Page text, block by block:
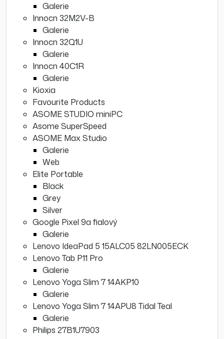
Galerie
Innocn 32M2V-B
Galerie
Innocn 32Q1U
Galerie
Innocn 40C1R
Galerie
Kioxia
Favourite Products
ASOME STUDIO miniPC
Asome SuperSpeed
ASOME Max Studio
Galerie
Web
Elite Portable
Black
Grey
Silver
Google Pixel 9a fialový
Galerie
Lenovo IdeaPad 5 15ALC05 82LN005ECK
Lenovo Tab P11 Pro
Galerie
Lenovo Yoga Slim 7 14AKP10
Galerie
Lenovo Yoga Slim 7 14APU8 Tidal Teal
Galerie
Philips 27B1U7903